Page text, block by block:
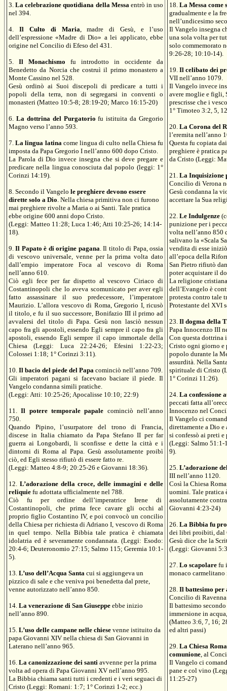
3.La celebrazione quotidiana della Messa entrò in uso
nel 394.
4. Il Culto di Maria , madre di Gesù, e l’uso
dell’espressione «Madre di Dio» a lei applicato, ebbe
origine nel Concilio di Efeso del 431.
5. Il Monachismo fu introdotto in occidente da
Benedetto da Norcia che costruì il primo monastero a
Monte Cassino nel 528.
Gesù ordinò ai Suoi discepoli di predicare a tutti i
popoli della terra, non di segregarsi in conventi o
monasteri (Matteo 10:5-8; 28:19-20; Marco 16:15-20)
6. La dottrina del Purgatoriofu istituita da Gregorio
Magno verso l’anno 593.
7.La lingua latina come lingua di culto nella Chiesa fu
imposta da Papa Gregorio I nell’anno 600 dopo Cristo.
La Parola di Dio invece insegna che si deve pregare e
predicare nella lingua conosciuta dal popolo (leggi: 1°
Corinzi 14:19).
8. Secondo il Vangelo le preghiere devono essere
dirette solo a Dio . Nella chiesa primitiva non ci furono
mai preghiere rivolte a Maria o ai Santi. Tale pratica
ebbe origine 600 anni dopo Cristo.
(Leggi: Matteo 11:28; Luca 1:46; Atti 10:25-26; 14:14-
18).
9.Il Papato è di origine pagana . Il titolo di Papa, ossia
di vescovo universale, venne per la prima volta dato
dall’empio imperatore Foca al vescovo di Roma
nell’anno 610.
Ciò egli fece per far dispetto al vescovo Ciriaco di
Costantinopoli che lo aveva scomunicato per aver egli
fatto assassinare il suo predecessore, l’imperatore
Maurizio. L’allora vescovo di Roma, Gregorio I, ricusò
il titolo, e fu il suo successore, Bonifazio III il primo ad
avvalersi del titolo di Papa. Gesù non lasciò nessun
capo fra gli apostoli, essendo Egli sempre il capo fra gli
apostoli, essendo Egli sempre il capo immortale della
Chiesa (Leggi: Luca 22:24-26; Efesini 1:22-23;
Colossei 1:18; 1° Corinzi 3:11).
10. Il bacio del piede del Papa cominciò nell’anno 709.
Gli imperatori pagani si facevano baciare il piede. Il
Vangelo condanna simili pratiche.
(Leggi: Atti: 10:25-26; Apocalisse 10:10; 22:9)
11.Il potere temporale papale cominciò nell’anno
750.
Quando Pipino, l’usurpatore del trono di Francia,
discese in Italia chiamato da Papa Stefano II per far
guerra ai Longobardi, li sconfisse e dette la città e i
dintorni di Roma al Papa. Gesù assolutamente proibì
ciò, ed Egli stesso rifiutò di essere fatto re.
(Leggi: Matteo 4:8-9; 20:25-26 e Giovanni 18:36).
12. L’adorazione della croce, delle immagini e delle
reliquie fu adottata ufficialmente nel 788.
Ciò fu per ordine dell’imperatrice Irene di
Costantinopoli, che prima fece cavare gli occhi al
proprio figlio Costantino IV, e poi convocò un concilio
della Chiesa per richiesta di Adriano I, vescovo di Roma
in quel tempo. Nella Bibbia tale pratica è chiamata
idolatria ed è severamente condannata. (Leggi: Esodo:
20:4-6; Deuteronomio 27:15; Salmo 115; Geremia 10:1-
5).
13. L’uso dell’Acqua Santa cui si aggiungeva un
pizzico di sale e che veniva poi benedetta dal prete,
venne autorizzato nell’anno 850.
14. La venerazione di San Giuseppe ebbe inizio
nell’anno 890.
15. L’uso delle campane nelle chiese venne istituito da
papa Giovanni XIV nella chiesa di San Giovanni in
Laterano nell’anno 965.
16. La canonizzazione dei santi avvenne per la prima
volta ad opera di Papa Giovanni XV nell’anno 995.
La Bibbia chiama santi tutti i credenti e i veri seguaci di
Cristo (Leggi: Romani: 1:7; 1° Corinzi 1-2; ecc.)
18. La Messa
gradualmente e la
nell’undicesimo
Il Vangelo insegna
una sola volta per
solo commemorato
9:26-28; 10:10-14).
19. Il celibato dei
VII nell’anno 1079.
Il Vangelo invece
avere moglie e figli,
prescrisse che i
1° Timoteo 3:2, 5,
20. La Corona del
l’eremita nell’anno
Questa fu copiata
preghiere è pratica
da Cristo (Leggi:
21. La Inquisizione
Concilio di Verona
Gesù condanna la
accettare la Sua
22. Le Indulgenze
punizione per i
volta nell’anno 850
salivano la «Scala
vendita di esse
all’epoca della
San Pietro rifiutò
poter acquistare il
La religione
dell’Evangelo è
protesta contro tale
Protestante del XVI
23. Il dogma della
Papa Innocenzo III
Con questa dottrina
Cristo ogni giorno e
popolo durante la
assurdità. Nella
spirituale di Cristo
1° Corinzi 11:26).
24. La confessione
peccati fatta
Innocenzo nel
Il Vangelo ci
direttamente a Dio e
si confessò ai preti
(Leggi: Salmo 51:1-
9).
25. L’adorazione
III nell’anno 1120.
Così la Chiesa
uomini. Tale pratica
assolutamente
Giovanni 4:23-24)
26. La Bibbia fu
dei libri proibiti, dal
Gesù dice che la
(Leggi: Giovanni
27. Lo scapolare fu
monaco carmelitano
28. Il battesimo per
Concilio di
Il battesimo
immersione in
(Matteo 3:6, 7, 16;
ed altri passi)
29. La Chiesa
comunione , al
Il Vangelo ci
pane e col vino
11:25-27)